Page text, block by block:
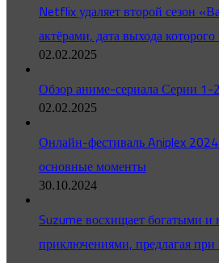
Netflix удаляет второй сезон
актёрами, дата выхода
02.02.2025
Обзор аниме-сериала Серии 1-
02.02.2025
Онлайн-фестиваль Aniplex
основные моменты
30.10.2024
Suzume восхищает богатыми
приключениями, предлагая